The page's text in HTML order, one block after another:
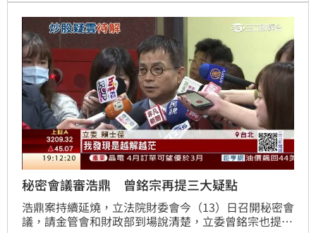
秘密會議審浩鼎 曾銘宗再提三大疑點
浩鼎案持續延燒，立法院財委會今（13）日召開秘密會
議，請金管會和財政部到場說清楚，立委曾銘宗也提出